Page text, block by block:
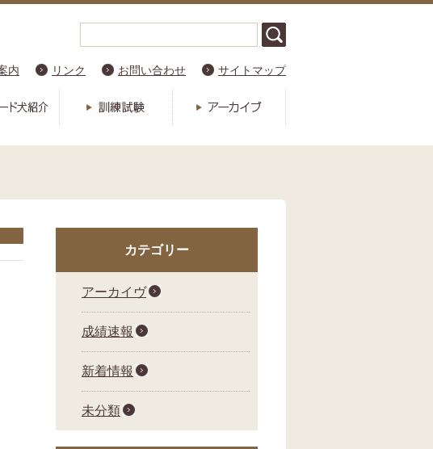
内 リンク お問い合わせ サイトマップ
カテゴリー
アーカイヴ
成績速報
新着情報
未分類